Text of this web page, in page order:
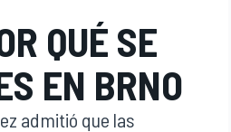
QUÉ SE
EN BRNO
admitió que las